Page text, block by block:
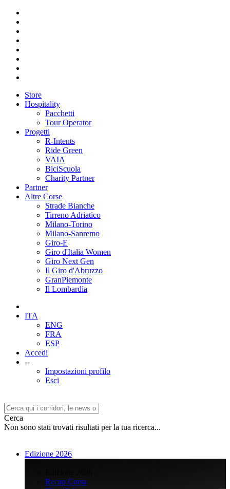
Store
Hospitality
Pacchetti
Tour Operator
Progetti
R-Intents
Ride Green
VAIA
BiciScuola
Charity Partner
Partner
Altre Corse
Strade Bianche
Tirreno Adriatico
Milano-Torino
Milano-Sanremo
Giro-E
Giro d'Italia Women
Giro Next Gen
Il Giro d'Abruzzo
GranPiemonte
Il Lombardia
ITA
ENG
FRA
ESP
Accedi
--
Impostazioni profilo
Esci
Cerca
Non sono stati trovati risultati per la tua ricerca...
Edizione 2026
Recap Corsa